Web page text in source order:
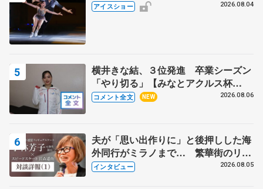
アイスショー 2026.08.04
横井きな結、３位発進 卒業シーズン
「やり切る」【みなとアクルス杯
SP】
コメント全文 NEW 2026.08.06
夫が「思い出作りに」と後押しした海
外同行がミラノまで… 繁華街のリン
クでは不良のお兄さんも味方に 小林
インタビュー 2026.08.05